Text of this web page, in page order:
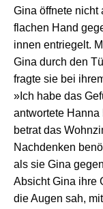
Gina öffnete nicht
flachen Hand
innen entriegelt.
Gina durch den
fragte sie bei
»Ich habe das
antwortete
betrat das
Nachdenken
als sie Gina
Absicht Gina ihre
die Augen sah,